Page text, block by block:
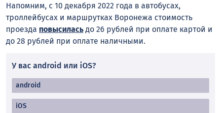
Напомним, с 10 декабря 2022 года в автобусах,
троллейбусах и маршрутках Воронежа стоимость
проезда повысилась до 26 рублей при оплате картой и
до 28 рублей при оплате наличными.
У вас android или iOS?
android
iOS